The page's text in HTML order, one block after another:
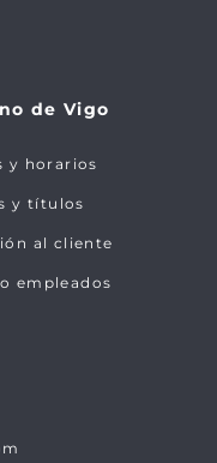
de Vigo
y horarios
y títulos
al cliente
empleados